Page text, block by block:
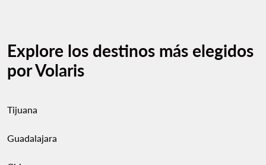
Explore los destinos más elegidos
por Volaris
Tijuana
Guadalajara